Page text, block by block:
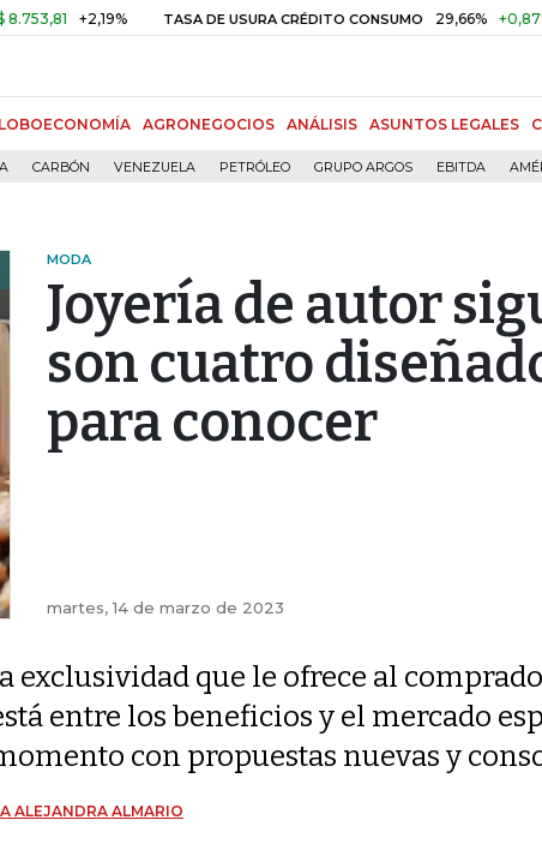
+2,19% TASA DE USURA CRÉDITO CONSUMO 29,66% +0,87%
AGRONEGOCIOS ANÁLISIS ASUNTOS LEGALES
CARBÓN VENEZUELA PETRÓLEO GRUPO ARGOS EBITDA
MODA
Joyería de autor
son cuatro
para conocer
martes, 14 de marzo de 2023
exclusividad que le ofrece al
entre los beneficios y el mercado
con propuestas nuevas y
ALEJANDRA ALMARIO